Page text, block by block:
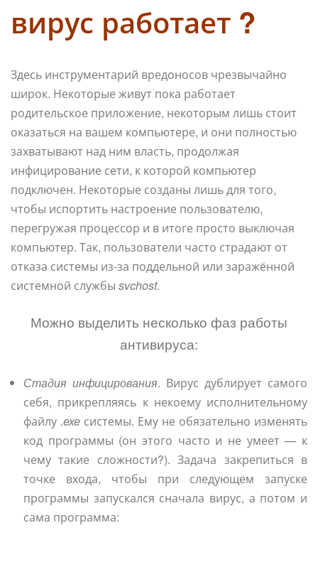
вирус работает ?
Здесь инструментарий вредоносов чрезвычайно
широк. Некоторые живут пока работает
родительское приложение, некоторым лишь стоит
оказаться на вашем компьютере, и они полностью
захватывают над ним власть, продолжая
инфицирование сети, к которой компьютер
подключен. Некоторые созданы лишь для того,
чтобы испортить настроение пользователю,
перегружая процессор и в итоге просто выключая
компьютер. Так, пользователи часто страдают от
отказа системы из-за поддельной или заражённой
системной службы svchost.
Можно выделить несколько фаз работы
антивируса:
Стадия инфицирования. Вирус дублирует самого
себя, прикрепляясь к некоему исполнительному
файлу .exe системы. Ему не обязательно изменять
код программы (он этого часто и не умеет — к
чему такие сложности?). Задача закрепиться в
точке входа, чтобы при следующем запуске
программы запускался сначала вирус, а потом и
сама программа: